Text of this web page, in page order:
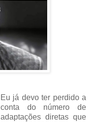
Eu já devo ter perdido a
conta do número de
adaptações diretas que